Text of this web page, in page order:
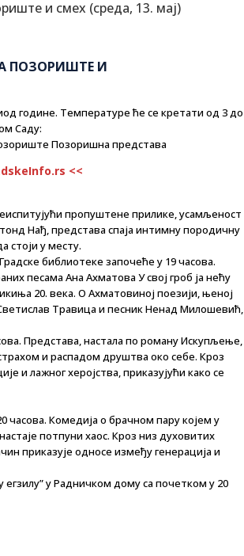
ПОЗОРИШТЕ И
године. Температуре ће се кретати од 3 до
Саду:
Позоришна представа
<<
пропуштене прилике, усамљеност
Нађ, представа спаја интимну породичну
стоји у месту.
библиотеке започеће у 19 часова.
песама Ана Ахматова У свој гроб ја нећу
20. века. О Ахматовиној поезији, њеној
Травица и песник Ненад Милошевић,
Представа, настала по роману Искупљење,
и распадом друштва око себе. Кроз
и лажног херојства, приказујући како се
часова. Комедија о брачном пару којем у
потпуни хаос. Кроз низ духовитих
приказује односе између генерација и
у Радничком дому са почетком у 20